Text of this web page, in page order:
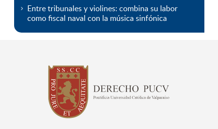
Entre tribunales y violines: combina su labor
como fiscal naval con la música sinfónica